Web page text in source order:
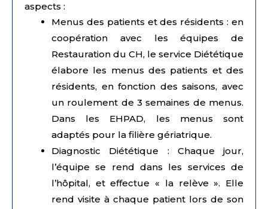
aspects :
Menus des patients et des résidents : en
coopération avec les équipes de
Restauration du CH, le service Diététique
élabore les menus des patients et des
résidents, en fonction des saisons, avec
un roulement de 3 semaines de menus.
Dans les EHPAD, les menus sont
adaptés pour la filière gériatrique.
Diagnostic Diététique : Chaque jour,
l’équipe se rend dans les services de
l’hôpital, et effectue « la relève ». Elle
rend visite à chaque patient lors de son